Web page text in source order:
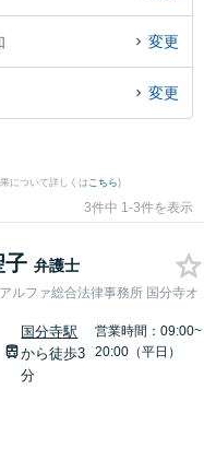
子の認知のトラブル解決の実
無料で子の認知を法律相談で
でお困りの相談者さんにおす
変更
変更
について詳しくは こちら)
3件中 1-3件を表示
子 弁護士
ルファ総合法律事務所 国分寺オ
国分寺駅
から徒歩3
分
営業時間：09:00~
20:00（平日）